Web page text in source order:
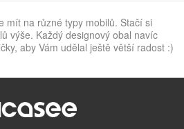
mít na různé typy mobilů. Stačí si
výše. Každý designový obal navíc
aby Vám udělal ještě větší radost :)